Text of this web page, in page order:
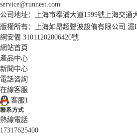
service@runnest.com
公司地址：上海市奉浦大道1599號上海交通
版權所有：上海如昂超聲波設備有限公司 滬
網安備 31011202006420號
網站首頁
產品中心
新聞中心
電話咨詢
在線客服
客服1
聯系方式
熱線電話
17317625400